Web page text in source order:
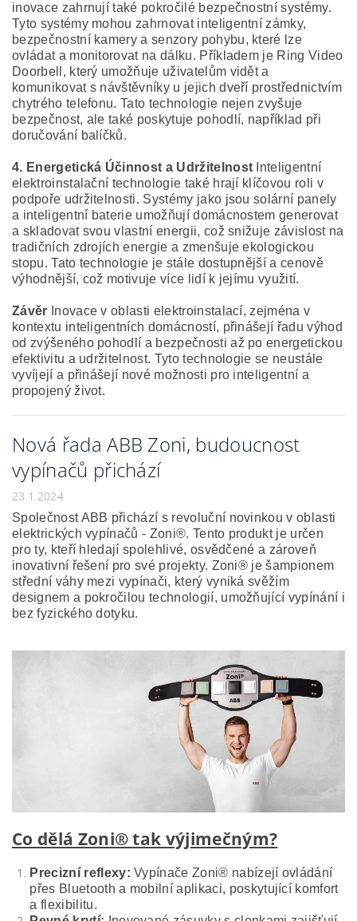
inovace zahrnují také pokročilé bezpečnostní systémy.
Tyto systémy mohou zahrnovat inteligentní zámky,
bezpečnostní kamery a senzory pohybu, které lze
ovládat a monitorovat na dálku. Příkladem je Ring Video
Doorbell, který umožňuje uživatelům vidět a
komunikovat s návštěvníky u jejich dveří prostřednictvím
chytrého telefonu. Tato technologie nejen zvyšuje
bezpečnost, ale také poskytuje pohodlí, například při
doručování balíčků.
4. Energetická Účinnost a Udržitelnost Inteligentní
elektroinstalační technologie také hrají klíčovou roli v
podpoře udržitelnosti. Systémy jako jsou solární panely
a inteligentní baterie umožňují domácnostem generovat
a skladovat svou vlastní energii, což snižuje závislost na
tradičních zdrojích energie a zmenšuje ekologickou
stopu. Tato technologie je stále dostupnější a cenově
výhodnější, což motivuje více lidí k jejímu využití.
Závěr Inovace v oblasti elektroinstalací, zejména v
kontextu inteligentních domácností, přinášejí řadu výhod
od zvýšeného pohodlí a bezpečnosti až po energetickou
efektivitu a udržitelnost. Tyto technologie se neustále
vyvíjejí a přinášejí nové možnosti pro inteligentní a
propojený život.
Nová řada ABB Zoni, budoucnost
vypínačů přichází
23.1.2024
Společnost ABB přichází s revoluční novinkou v oblasti
elektrických vypínačů - Zoni®. Tento produkt je určen
pro ty, kteří hledají spolehlivé, osvědčené a zároveň
inovativní řešení pro své projekty. Zoni® je šampionem
střední váhy mezi vypínači, který vyniká svěžím
designem a pokročilou technologií, umožňující vypínání i
bez fyzického dotyku.
Co dělá Zoni® tak výjimečným?
Precizní reflexy: Vypínače Zoni® nabízejí ovládání
přes Bluetooth a mobilní aplikaci, poskytující komfort
a flexibilitu.